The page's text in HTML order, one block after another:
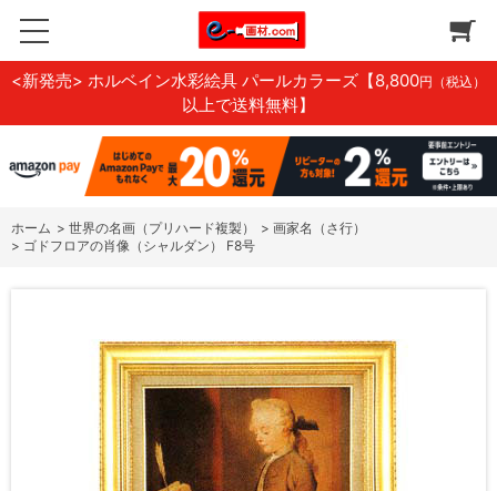
<新発売> ホルベイン水彩絵具 パールカラーズ 【8,800円（税込）
以上で送料無料】
ホーム > 世界の名画（プリハード複製） > 画家名（さ行）
> ゴドフロアの肖像（シャルダン） F8号